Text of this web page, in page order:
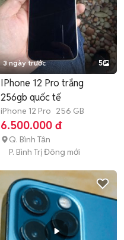
3 ngày trước 5
IPhone 12 Pro trắng
256gb quốc tế
iPhone 12 Pro 256 GB
6.500.000 đ
Q. Bình Tân
P. Bình Trị Đông mới